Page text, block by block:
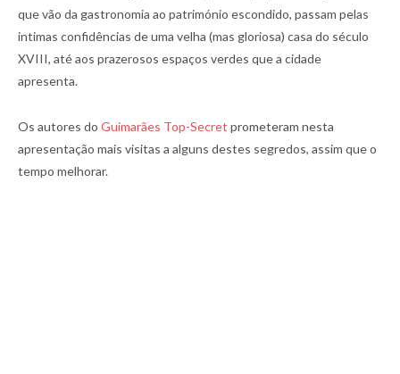
que vão da gastronomia ao património escondido, passam pelas
intimas confidências de uma velha (mas gloriosa) casa do século
XVIII, até aos prazerosos espaços verdes que a cidade
apresenta.
Os autores do Guimarães Top-Secret prometeram nesta
apresentação mais visitas a alguns destes segredos, assim que o
tempo melhorar.